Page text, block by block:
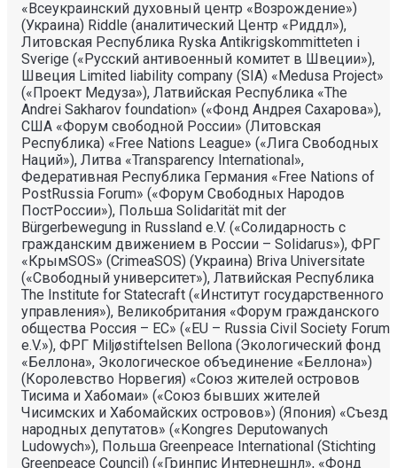
«Всеукраинский духовный центр «Возрождение»)
(Украина) Riddle (аналитический Центр «Риддл»),
Литовская Республика Ryska Antikrigskommitteten i
Sverige («Русский антивоенный комитет в Швеции»),
Швеция Limited liability company (SIA) «Medusa Project»
(«Проект Медуза»), Латвийская Республика «The
Andrei Sakharov foundation» («Фонд Андрея Сахарова»),
США «Форум свободной России» (Литовская
Республика) «Free Nations League» («Лига Свободных
Наций»), Литва «Transparеncy International»,
Федеративная Республика Германия «Free Nations of
PostRussia Forum» («Форум Свободных Народов
ПостРоссии»), Польша Solidarität mit der
Bürgerbewegung in Russland e.V. («Солидарность с
гражданским движением в России – Solidarus»), ФРГ
«КрымSOS» (CrimeaSOS) (Украина) Briva Universitate
(«Свободный университет»), Латвийская Республика
The Institute for Statecraft («Институт государственного
управления»), Великобритания «Форум гражданского
общества Россия – ЕС» («EU – Russia Civil Society Forum
e.V.»), ФРГ Miljøstiftelsen Bellona (Экологический фонд
«Беллона», Экологическое объединение «Беллона»)
(Королевство Норвегия) «Союз жителей островов
Тисима и Хабомаи» («Союз бывших жителей
Чисимских и Хабомайских островов») (Япония) «Съезд
народных депутатов» («Kongres Deputowanych
Ludowych»), Польша Greenpeace International (Stichting
Greenpeace Council) («Гринпис Интернешнл», «Фонд